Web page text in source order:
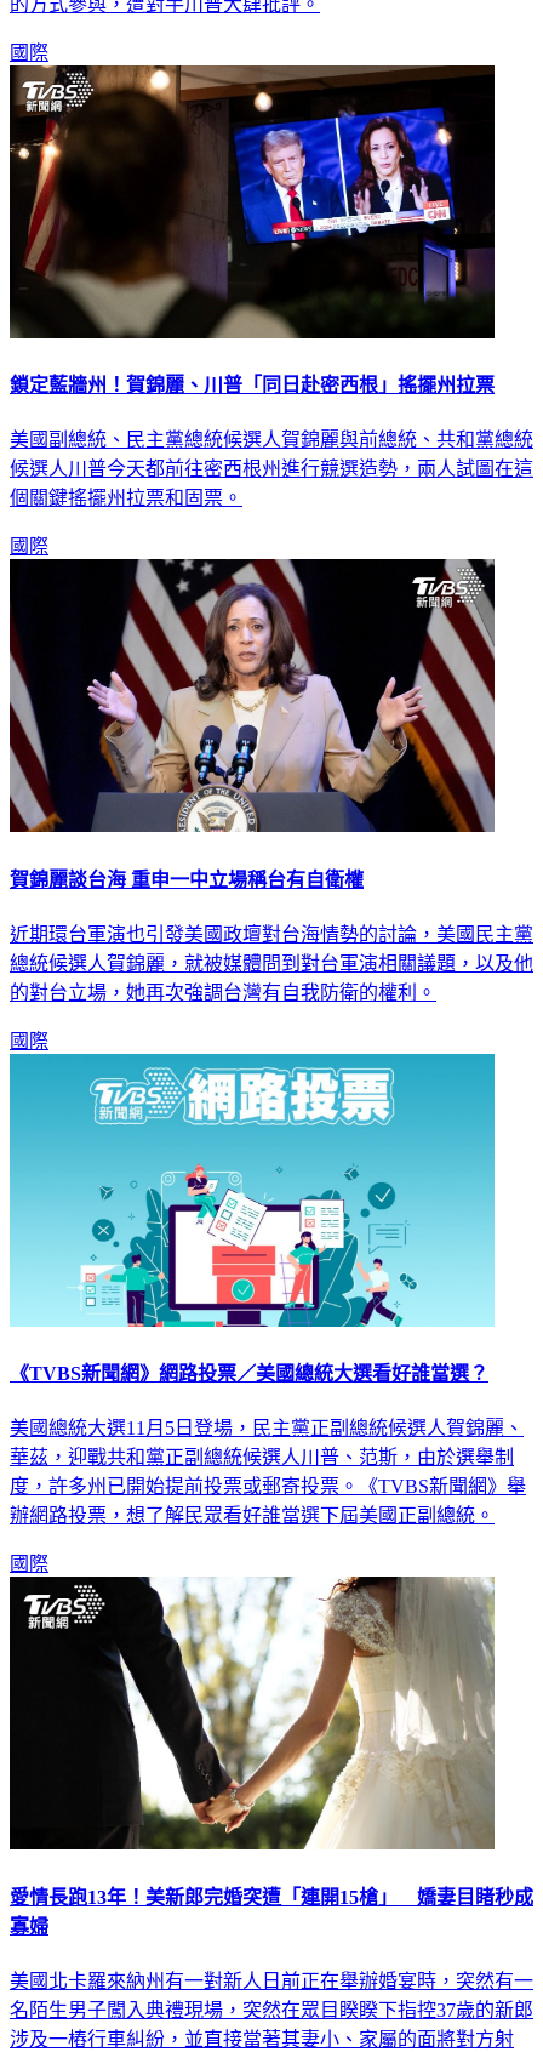
國際
鎖定藍牆州！賀錦麗、川普「同日赴密西根」搖擺州拉票
美國副總統、民主黨總統候選人賀錦麗與前總統、共和黨總統
候選人川普今天都前往密西根州進行競選造勢，兩人試圖在這
個關鍵搖擺州拉票和固票。
國際
賀錦麗談台海 重申一中立場稱台有自衛權
近期環台軍演也引發美國政壇對台海情勢的討論，美國民主黨
總統候選人賀錦麗，就被媒體問到對台軍演相關議題，以及他
的對台立場，她再次強調台灣有自我防衛的權利。
國際
《TVBS新聞網》網路投票／美國總統大選看好誰當選？
美國總統大選11月5日登場，民主黨正副總統候選人賀錦麗、
華茲，迎戰共和黨正副總統候選人川普、范斯，由於選舉制
度，許多州已開始提前投票或郵寄投票。《TVBS新聞網》舉
辦網路投票，想了解民眾看好誰當選下屆美國正副總統。
國際
愛情長跑13年！美新郎完婚突遭「連開15槍」 嬌妻目睹秒成
寡婦
美國北卡羅來納州有一對新人日前正在舉辦婚宴時，突然有一
名陌生男子闖入典禮現場，突然在眾目睽睽下指控37歲的新郎
涉及一樁行車糾紛，並直接當著其妻小、家屬的面將對方射